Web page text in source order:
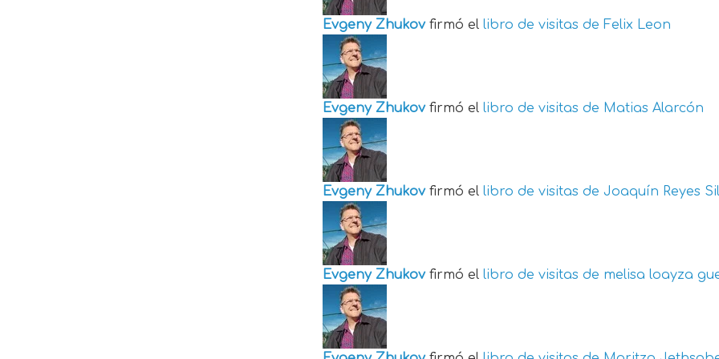
Evgeny Zhukov firmó el libro de visitas de Felix Leon
Evgeny Zhukov firmó el libro de visitas de Matias Alarcón
Evgeny Zhukov firmó el libro de visitas de Joaquín Reyes
Evgeny Zhukov firmó el libro de visitas de melisa loayza